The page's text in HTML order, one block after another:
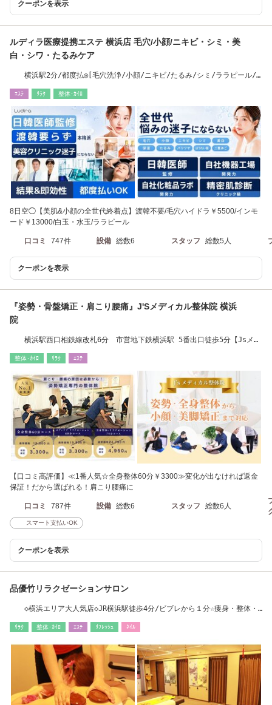
クーポンを表示
ルディラ医療提携エステ 横浜店 毛穴/小顔/ニキビ・シミ・美
白・シワ・たるみケア
横浜駅2分/都度払◎[毛穴洗浄/小顔/ニキビ/たるみ/シミ/ララピール/
ｴｽﾃ ﾘﾗｸ 整体･ｶｲﾛ
8日空◯【美肌&小顔の全世代終着点】渡韓不要/毛穴ハイドラ￥5500/インモ
ード￥13000/白玉・水玉/ララピール
口コミ 747件 設備 総数6 スタッフ 総数5人
クーポンを表示
『姿勢・骨盤矯正・肩こり腰痛』J'Sメディカル整体院 横浜
院
横浜駅西口相鉄線改札6分 市営地下鉄横浜駅 5番出口徒歩5分【Jsメデ
整体･ｶｲﾛ ﾘﾗｸ ｴｽﾃ
【口コミ高評価】≪1番人気☆全身整体60分￥3300≫変化が出なければ返金
保証！だから選ばれる！肩こり腰痛に
口コミ 787件 設備 総数6 スタッフ 総数6人
スマート支払いOK
クーポンを表示
品優竹リラクゼーションサロン
◇横浜エリア大人気店◇JR横浜駅徒歩4分/ビブレから１分☆痩身・整体・
ﾘﾗｸ 整体･ｶｲﾛ ｴｽﾃ ﾘﾌﾚｯｼｭ ﾈｲﾙ